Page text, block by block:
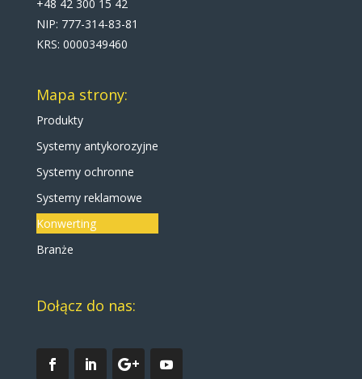
+48 42 300 15 42
NIP: 777-314-83-81
KRS: 0000349460
Mapa strony:
Produkty
Systemy antykorozyjne
Systemy ochronne
Systemy reklamowe
Konwerting
Branże
Dołącz do nas: